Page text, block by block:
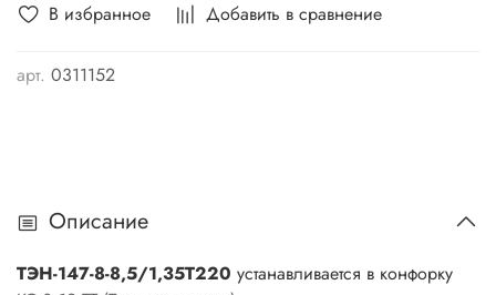
В избранное Добавить в сравнение
арт. 0311152
Описание
ТЭН-147-8-8,5/1,35Т220 устанавливается в конфорку